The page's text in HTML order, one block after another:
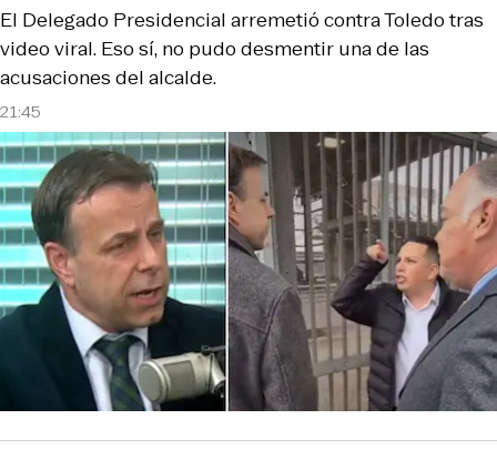
21:45
El Delegado Presidencial arremetió contra Toledo tras
video viral. Eso sí, no pudo desmentir una de las
acusaciones del alcalde.